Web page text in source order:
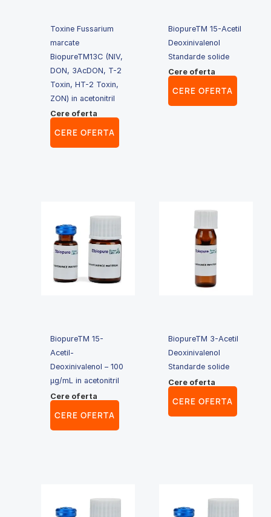
Toxine Fussarium
marcate
BiopureTM13C (NIV,
DON, 3AcDON, T-2
Toxin, HT-2 Toxin,
ZON) in acetonitril
Cere oferta
CERE OFERTA
BiopureTM 15-Acetil
Deoxinivalenol
Standarde solide
Cere oferta
CERE OFERTA
BiopureTM 15-
Acetil-
Deoxinivalenol – 100
μg/mL in acetonitril
Cere oferta
CERE OFERTA
BiopureTM 3-Acetil
Deoxinivalenol
Standarde solide
Cere oferta
CERE OFERTA